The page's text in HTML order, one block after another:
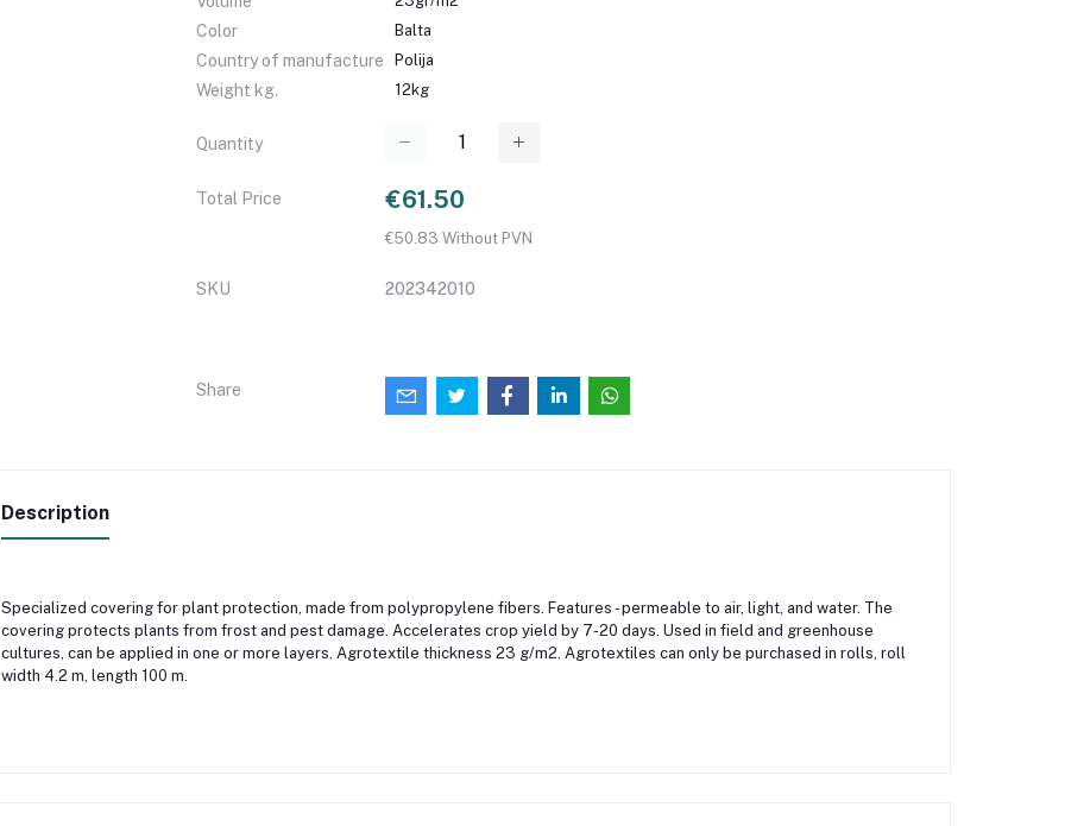
Color Balta
Country of manufacture Polija
Weight kg. 12kg
Quantity
Total Price €61.50
€50.83 Without PVN
SKU 202342010
Share
Description
Specialized covering for plant protection, made from polypropylene fibers. Features - permeable to air, light, and water. The
covering protects plants from frost and pest damage. Accelerates crop yield by 7-20 days. Used in field and greenhouse
cultures, can be applied in one or more layers. Agrotextile thickness 23 g/m2. Agrotextiles can only be purchased in rolls, roll
width 4.2 m, length 100 m.